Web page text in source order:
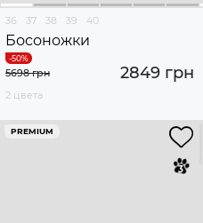
36 37 38 39 40
Босоножки
2849 грн
5698 грн
2 цвета
PREMIUM